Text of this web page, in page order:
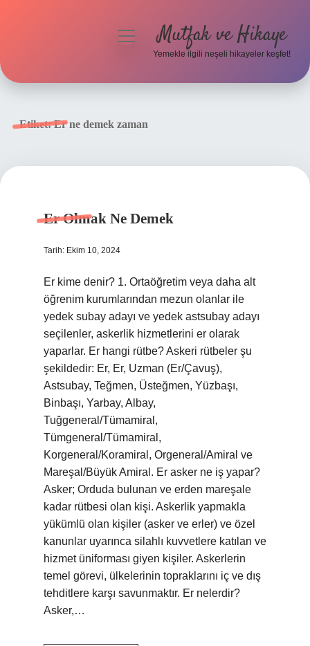
menüyüMutfak ve Hikaye
Yemekle ilgili neşeli hikayeler keşfet!
Etiket:Er ne demek zaman
Er Olmak Ne Demek
Tarih: Ekim 10, 2024
Er kime denir? 1. Ortaöğretim veya daha alt
öğrenim kurumlarından mezun olanlar ile
yedek subay adayı ve yedek astsubay adayı
seçilenler, askerlik hizmetlerini er olarak
yaparlar. Er hangi rütbe? Askeri rütbeler şu
şekildedir: Er, Er, Uzman (Er/Çavuş),
Astsubay, Teğmen, Üsteğmen, Yüzbaşı,
Binbaşı, Yarbay, Albay,
Tuğgeneral/Tümamiral,
Tümgeneral/Tümamiral,
Korgeneral/Koramiral, Orgeneral/Amiral ve
Mareşal/Büyük Amiral. Er asker ne iş yapar?
Asker; Orduda bulunan ve erden mareşale
kadar rütbesi olan kişi. Askerlik yapmakla
yükümlü olan kişiler (asker ve erler) ve özel
kanunlar uyarınca silahlı kuvvetlere katılan ve
hizmet üniforması giyen kişiler. Askerlerin
temel görevi, ülkelerinin topraklarını iç ve dış
tehditlere karşı savunmaktır. Er nelerdir?
Asker,…